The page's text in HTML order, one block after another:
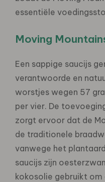
essentiële
Moving
Een sappige saucijs
verantwoorde en
worstjes wegen 57
per vier. De
zorgt ervoor dat de
de traditionele
vanwege het
saucijs zijn
kokosolie gebruikt